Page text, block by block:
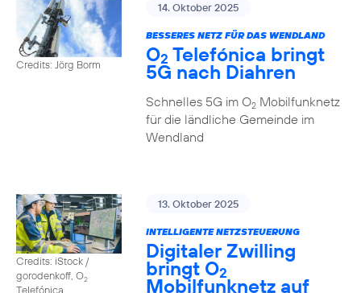
Credits: Jörg Borm
14. Oktober 2025
BESSERES NETZ FÜR DAS WENDLAND
O2 Telefónica bringt
5G nach Diahren
Schnelles 5G im O2Mobilfunknetz
für die ländliche Gemeinde im
Wendland
Credits: iStock /
gorodenkoff, O2
Telefónica
13. Oktober 2025
INTELLIGENTE NETZSTEUERUNG
Digitaler Zwilling
bringt O2
Mobilfunknetz auf